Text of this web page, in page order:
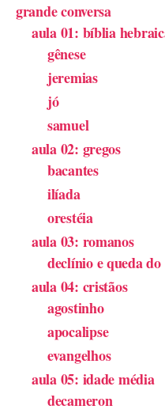
grande conversa
aula 01: bíblia
gênese
jeremias
jó
samuel
aula 02: gregos
bacantes
ilíada
orestéia
aula 03: romanos
declínio e queda
aula 04: cristãos
agostinho
apocalipse
evangelhos
aula 05: idade média
decameron